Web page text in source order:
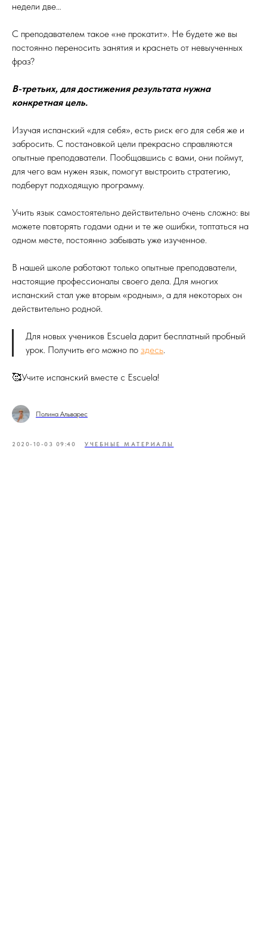
недели две…
С преподавателем такое «не прокатит». Не будете же вы
постоянно переносить занятия и краснеть от невыученных
фраз?
В-третьих, для достижения результата нужна
конкретная цель.
Изучая испанский «для себя», есть риск его для себя же и
забросить. С постановкой цели прекрасно справляются
опытные преподаватели. Пообщавшись с вами, они поймут,
для чего вам нужен язык, помогут выстроить стратегию,
подберут подходящую программу.
Учить язык самостоятельно действительно очень сложно: вы
можете повторять годами одни и те же ошибки, топтаться на
одном месте, постоянно забывать уже изученное.
В нашей школе работают только опытные преподаватели,
настоящие профессионалы своего дела. Для многих
испанский стал уже вторым «родным», а для некоторых он
действительно родной.
Для новых учеников Escuela дарит бесплатный пробный
урок. Получить его можно по здесь.
🥰Учите испанский вместе с Escuela!
Полина Альварес
2020-10-03 09:40 УЧЕБНЫЕ МАТЕРИАЛЫ